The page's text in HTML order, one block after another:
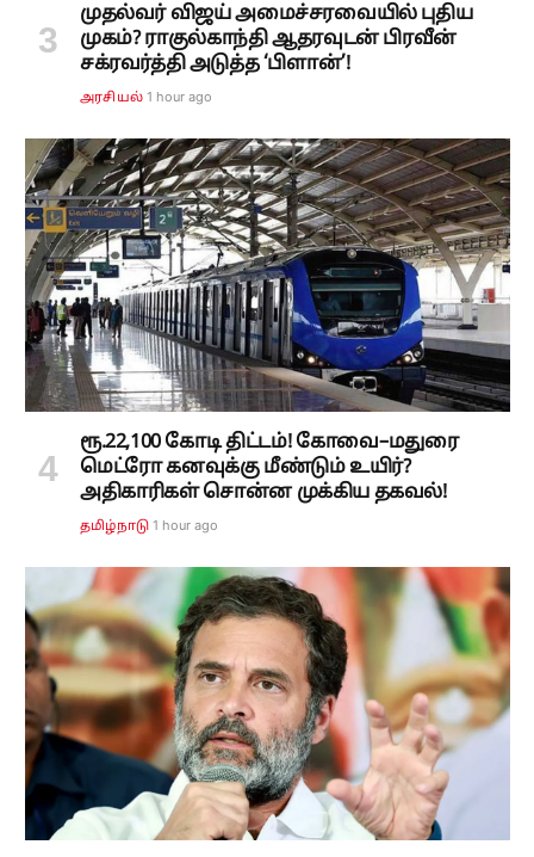
முதல்வர் விஜய் அமைச்சரவையில் புதிய
முகம்? ராகுல்காந்தி ஆதரவுடன் பிரவீன்
சக்ரவர்த்தி அடுத்த ‘பிளான்’!
அரசியல் 1 hour ago
ரூ.22,100 கோடி திட்டம்! கோவை–மதுரை
மெட்ரோ கனவுக்கு மீண்டும் உயிர்?
அதிகாரிகள் சொன்ன முக்கிய தகவல்!
தமிழ்நாடு 1 hour ago